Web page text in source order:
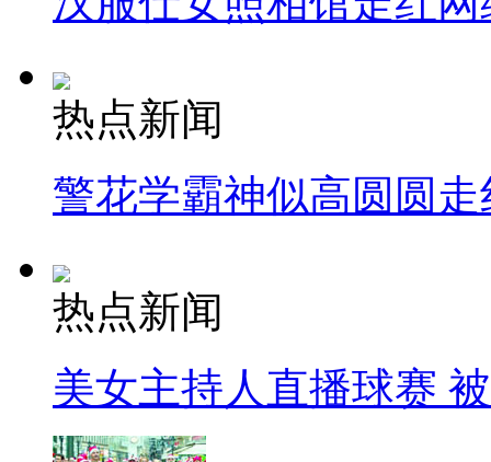
热点新闻
警花学霸神似高圆圆走
热点新闻
美女主持人直播球赛